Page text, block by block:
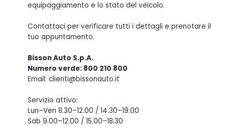
equipaggiamento e lo stato del veicolo.
Contattaci per verificare tutti i dettagli e prenotare il
tuo appuntamento.
Bisson Auto S.p.A.
Numero verde: 800 210 800
Email: clienti@bissonauto.it
Servizio attivo:
Lun–Ven 8.30–12.00 / 14.30–19.00
Sab 9.00–12.00 / 15.00–18.30